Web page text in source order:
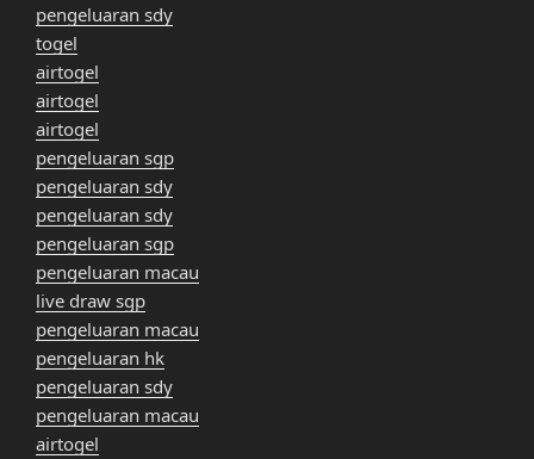
pengeluaran sdy
togel
airtogel
airtogel
airtogel
pengeluaran sgp
pengeluaran sdy
pengeluaran sdy
pengeluaran sgp
pengeluaran macau
live draw sgp
pengeluaran macau
pengeluaran hk
pengeluaran sdy
pengeluaran macau
airtogel